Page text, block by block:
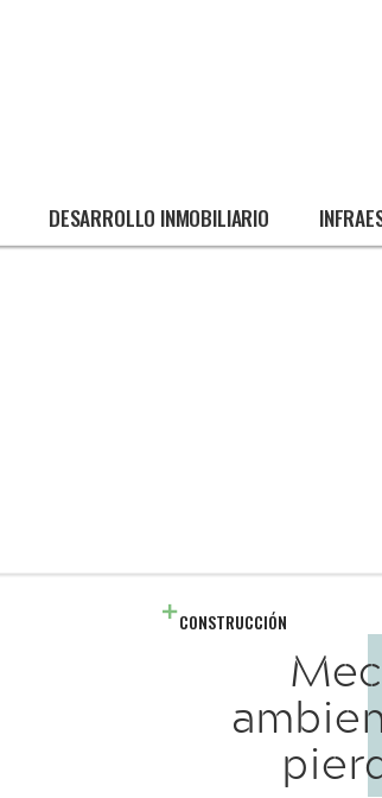
DESARROLLO INMOBILIARIO
CONSTRUCCIÓN